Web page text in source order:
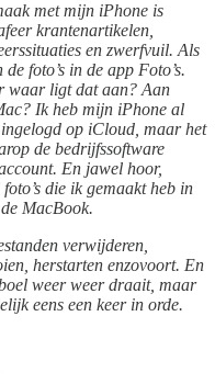
met mijn iPhone is
krantenartikelen,
en zwerfvuil. Als
foto’s in de app Foto’s.
waar ligt dat aan? Aan
Ik heb mijn iPhone al
op iCloud, maar het
de bedrijfssoftware
En jawel hoor,
die ik gemaakt heb in
MacBook.
verwijderen,
herstarten enzovoort. En
weer weer draait, maar
eens een keer in orde.